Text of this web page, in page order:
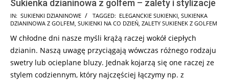
Sukienka dzianinowa z golfem – zalety i stylizacje
2026-
05-
08
IN: SUKIENKI DZIANINOWE TAGGED: ELEGANCKIE SUKIENKI, SUKIENKA
DZIANINOWA Z GOLFEM, SUKIENKI NA CO DZIEŃ, ZALETY SUKIENEK Z GOLFEM
W chłodne dni nasze myśli krążą raczej wokół ciepłych
dzianin. Naszą uwagę przyciągają wówczas różnego rodzaju
swetry lub ocieplane bluzy. Jednak kojarzą się one raczej ze
stylem codziennym, który najczęściej łączymy np. z